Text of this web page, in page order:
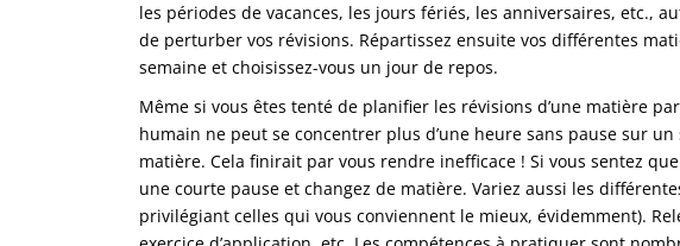
les périodes de vacances, les jours fériés, les anniversaires, etc.,
de perturber vos révisions. Répartissez ensuite vos différentes
semaine et choisissez-vous un jour de repos.
Même si vous êtes tenté de planifier les révisions d’une matière
humain ne peut se concentrer plus d’une heure sans pause sur
matière. Cela finirait par vous rendre inefficace ! Si vous sentez
une courte pause et changez de matière. Variez aussi les
privilégiant celles qui vous conviennent le mieux, évidemment).